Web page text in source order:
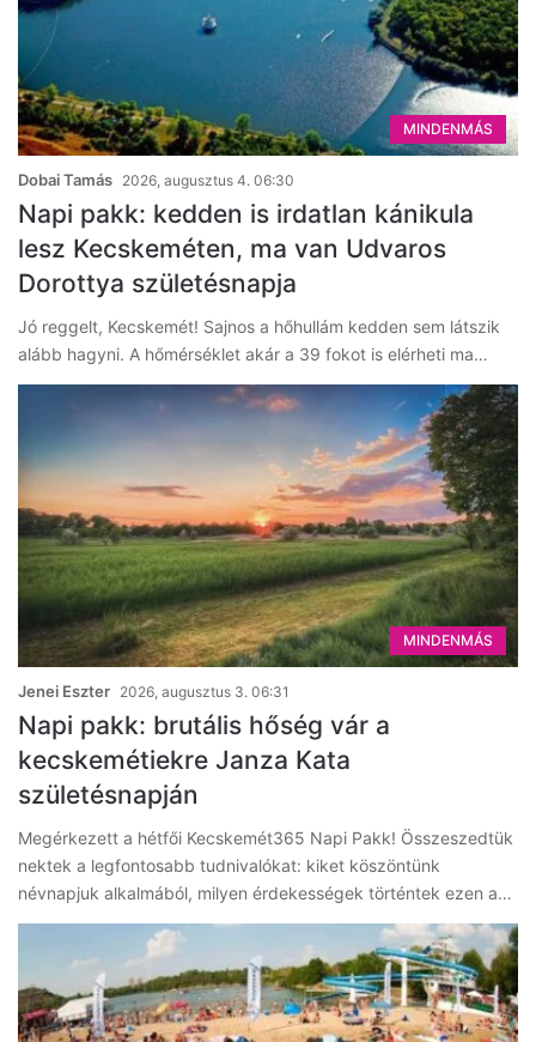
MINDENMÁS
Dobai Tamás 2026, augusztus 4. 06:30
Napi pakk: kedden is irdatlan kánikula
lesz Kecskeméten, ma van Udvaros
Dorottya születésnapja
Jó reggelt, Kecskemét! Sajnos a hőhullám kedden sem látszik
alább hagyni. A hőmérséklet akár a 39 fokot is elérheti ma…
MINDENMÁS
Jenei Eszter 2026, augusztus 3. 06:31
Napi pakk: brutális hőség vár a
kecskemétiekre Janza Kata
születésnapján
Megérkezett a hétfői Kecskemét365 Napi Pakk! Összeszedtük
nektek a legfontosabb tudnivalókat: kiket köszöntünk
névnapjuk alkalmából, milyen érdekességek történtek ezen a…